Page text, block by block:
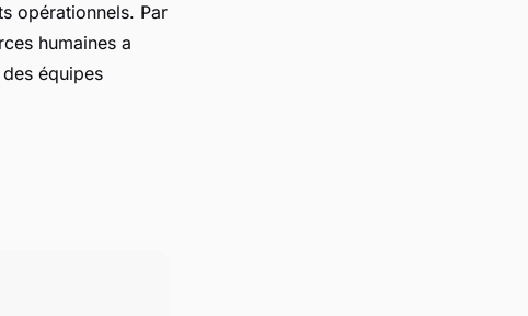
opérationnels. Par
humaines a
équipes